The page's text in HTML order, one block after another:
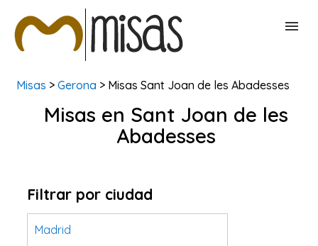
BUSCAR MISAS
Misas > Gerona > Misas Sant Joan de les Abadesses
Misas en Sant Joan de les
Abadesses
Filtrar por ciudad
Madrid